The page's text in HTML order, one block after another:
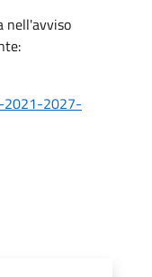
nell'avviso
2021-2027-